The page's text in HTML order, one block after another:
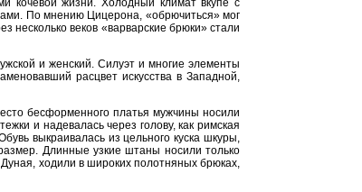
кочевой жизни. Холодный климат вкупе с
По мнению Цицерона, «обрючиться» мог
несколько веков «варварские брюки» стали
и женский. Силуэт и многие элементы
расцвет искусства в Западной,
бесформенного платья мужчины носили
и надевалась через голову, как римская
выкраивалась из цельного куска шкуры,
Длинные узкие штаны носили только
ходили в широких полотняных брюках,